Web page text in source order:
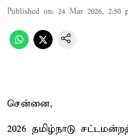
Published on: 24 Mar 2026, 2:50
சென்னை,
2026 தமிழ்நாடு